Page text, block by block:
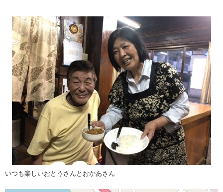
いつも楽しいおとうさんとおかあさん